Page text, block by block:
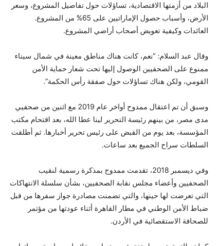
البلاد من أزمتها الاقتصادية، تساؤلات حول تفاصيل المشروع، وسعر
الأرض، وأسباب حصول الإماراتيين على 65% من المشروع.
العائدات وكيفية تعويض أصحاب أراضي المشروع.
وقال عبد السلام: “نعم، كانت هناك مناطق معينة في شمال سيناء
ممنوع على الصحفيين الوصول إليها تحت شعار حماية الأمن
القومي، ولكن هناك تساؤلات حول صفقة رأس الحكمة”.
وسبق أن تم اعتقال ممدوح أواخر عام 2019 مع اثنين من صحفيي
مدى مصر، من بينهم رئيسة التحرير لينا عطا الله، بعد اقتحام مكتب
المؤسسة، بعد يوم من القبض على رئيس تحرير أخبارها. ثم أطلقت
السلطات سراح الجميع بعد ساعات.
وفي ديسمبر 2018، تقدمت ممدوح بمذكرة رسمية لنقيب
الصحفيين وأعضاء مجلس نقابة الصحفيين، بشأن سلسلة الانتهاكات
التي تعرضت لها حينها، والتي تضمنت مصادرة جواز سفرها من قبل
ضباط الأمن الوطني في مطار القاهرة أثناء عودتها من مؤتمر
للصحافة الاستقصائية في الأردن.